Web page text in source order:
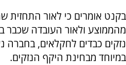
בקנט אומרים כי לאור
מהממוצע ולאור העובדה שכבר
נזקים כבדים לחקלאים, בחברה
במיוחד מבחינת היקף הנזקים.